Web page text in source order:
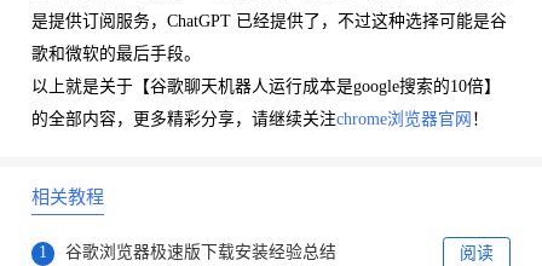
是提供订阅服务，ChatGPT 已经提供了，不过这种选择可能是谷
歌和微软的最后手段。
以上就是关于【谷歌聊天机器人运行成本是google搜索的10倍】
的全部内容，更多精彩分享，请继续关注chrome浏览器官网 ！
相关教程
1 谷歌浏览器极速版下载安装经验总结 阅读